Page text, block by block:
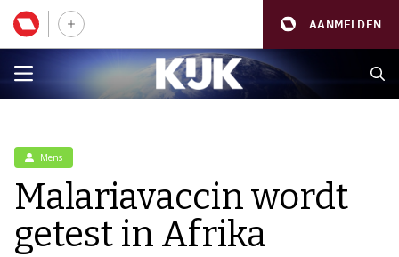
AANMELDEN
Mens
Malariavaccin wordt
getest in Afrika